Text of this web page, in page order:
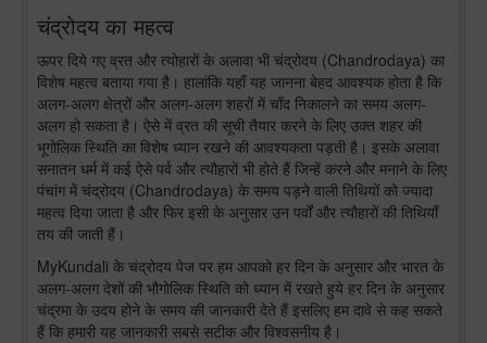
चंद्रोदय का महत्व
ऊपर दिये गए व्रत और त्योहारों के अलावा भी चंद्रोदय (Chandrodaya) का
विशेष महत्व बताया गया है। हालांकि यहाँ यह जानना बेहद आवश्यक होता है कि
अलग-अलग क्षेत्रों और अलग-अलग शहरों में चाँद निकालने का समय अलग-
अलग हो सकता है। ऐसे में व्रत की सूची तैयार करने के लिए उक्त शहर की
भूगोलिक स्थिति का विशेष ध्यान रखने की आवश्यकता पड़ती है। इसके अलावा
सनातन धर्म में कई ऐसे पर्व और त्यौहारों भी होते हैं जिन्हें करने और मनाने के लिए
पंचांग में चंद्रोदय (Chandrodaya) के समय पड़ने वाली तिथियों को ज्यादा
महत्व दिया जाता है और फिर इसी के अनुसार उन पर्वों और त्यौहारों की तिथियाँ
तय की जाती हैं।
MyKundali के चंद्रोदय पेज पर हम आपको हर दिन के अनुसार और भारत के
अलग-अलग देशों की भौगोलिक स्थिति को ध्यान में रखते हुये हर दिन के अनुसार
चंद्रमा के उदय होने के समय की जानकारी देते हैं इसलिए हम दावे से कह सकते
हैं कि हमारी यह जानकारी सबसे सटीक और विश्वसनीय है।